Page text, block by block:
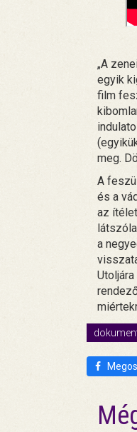
„A
egyik
film
meg.
A
és a
az
a